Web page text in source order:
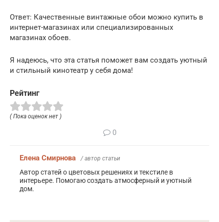
Ответ: Качественные винтажные обои можно купить в
интернет-магазинах или специализированных
магазинах обоев.
Я надеюсь, что эта статья поможет вам создать уютный
и стильный кинотеатр у себя дома!
Рейтинг
( Пока оценок нет )
0
Елена Смирнова / автор статьи
Автор статей о цветовых решениях и текстиле в
интерьере. Помогаю создать атмосферный и уютный
дом.